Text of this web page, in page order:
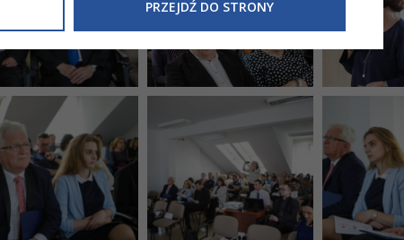
Państwa żadnych dodatkowych działań.
PRZEJDŹ DO STRONY